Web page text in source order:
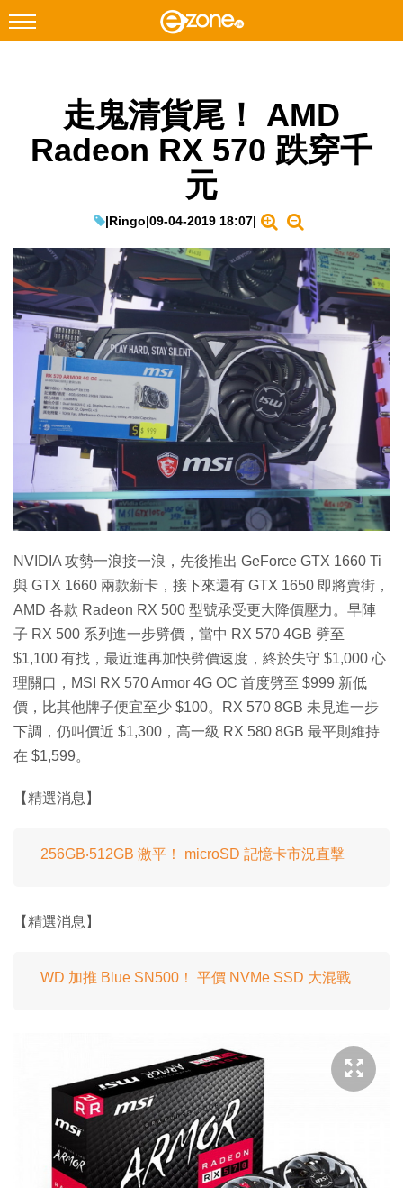
Facebook Instagram
科技焦點
教學評測
EduTech
IT Times
生成式AI與雲端應用
Enterprise Digital Transformation
特集
走鬼清貨尾！ AMD
Radeon RX 570 跌穿千
元
|Ringo|09-04-2019 18:07|
NVIDIA 攻勢一浪接一浪，先後推出 GeForce GTX 1660 Ti
與 GTX 1660 兩款新卡，接下來還有 GTX 1650 即將賣街，
AMD 各款 Radeon RX 500 型號承受更大降價壓力。早陣
子 RX 500 系列進一步劈價，當中 RX 570 4GB 劈至
$1,100 有找，最近進再加快劈價速度，終於失守 $1,000 心
理關口，MSI RX 570 Armor 4G OC 首度劈至 $999 新低
價，比其他牌子便宜至少 $100。RX 570 8GB 未見進一步
下調，仍叫價近 $1,300，高一級 RX 580 8GB 最平則維持
在 $1,599。
【精選消息】
256GB‧512GB 激平！ microSD 記憶卡市況直擊
【精選消息】
WD 加推 Blue SN500！ 平價 NVMe SSD 大混戰